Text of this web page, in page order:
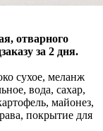
отварного
за 2 дня.
сухое, меланж
вода, сахар,
майонез,
покрытие для